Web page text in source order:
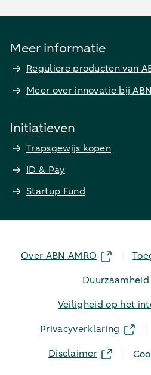
Meer informatie
Reguliere producten van
Meer over innovatie bij
Initiatieven
Trapsgewijs kopen
ID & Pay
Startup Fund
Over ABN AMRO
Duurzaamheid
Veiligheid op het
Privacyverklaring
Disclaimer